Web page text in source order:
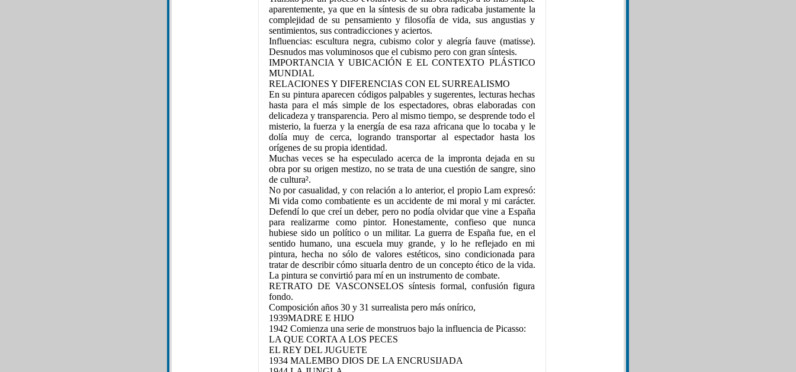
aparentemente, ya que en la síntesis de su obra radicaba justamente la
complejidad de su pensamiento y filosofía de vida, sus angustias y
sentimientos, sus contradicciones y aciertos.
Influencias: escultura negra, cubismo color y alegría fauve (matisse).
Desnudos mas voluminosos que el cubismo pero con gran síntesis.
IMPORTANCIA Y UBICACIÓN E EL CONTEXTO PLÁSTICO
MUNDIAL
RELACIONES Y DIFERENCIAS CON EL SURREALISMO
En su pintura aparecen códigos palpables y sugerentes, lecturas hechas
hasta para el más simple de los espectadores, obras elaboradas con
delicadeza y transparencia. Pero al mismo tiempo, se desprende todo el
misterio, la fuerza y la energía de esa raza africana que lo tocaba y le
dolía muy de cerca, logrando transportar al espectador hasta los
orígenes de su propia identidad.
Muchas veces se ha especulado acerca de la impronta dejada en su
obra por su origen mestizo, no se trata de una cuestión de sangre, sino
de cultura².
No por casualidad, y con relación a lo anterior, el propio Lam expresó:
Mi vida como combatiente es un accidente de mi moral y mi carácter.
Defendí lo que creí un deber, pero no podía olvidar que vine a España
para realizarme como pintor. Honestamente, confieso que nunca
hubiese sido un político o un militar. La guerra de España fue, en el
sentido humano, una escuela muy grande, y lo he reflejado en mi
pintura, hecha no sólo de valores estéticos, sino condicionada para
tratar de describir cómo situarla dentro de un concepto ético de la vida.
La pintura se convirtió para mí en un instrumento de combate.
RETRATO DE VASCONSELOS síntesis formal, confusión figura
fondo.
Composición años 30 y 31 surrealista pero más onírico,
1939MADRE E HIJO
1942 Comienza una serie de monstruos bajo la influencia de Picasso:
LA QUE CORTA A LOS PECES
EL REY DEL JUGUETE
1934 MALEMBO DIOS DE LA ENCRUSIJADA